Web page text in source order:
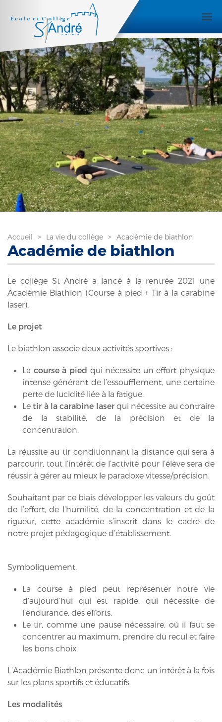
Accueil La vie du collège Académie de biathlon
Académie de biathlon
Le collège St André a lancé à la rentrée 2021 une
Académie Biathlon (Course à pied + Tir à la carabine
laser).
Le projet
Le biathlon associe deux activités sportives :
La course à pied qui nécessite un effort physique
intense générant de l’essoufflement, une certaine
perte de lucidité liée à la fatigue.
Letir à la carabine laserqui nécessite au contraire
de la stabilité, de la précision et de la
concentration.
La réussite au tir conditionnant la distance qui sera à
parcourir, tout l’intérêt de l’activité pour l’élève sera de
réussir à gérer au mieux le paradoxe vitesse/précision.
Souhaitant par ce biais développer les valeurs du goût
de l’effort, de l’humilité, de la concentration et de la
rigueur, cette académie s’inscrit dans le cadre de
notre projet pédagogique d’établissement.
Symboliquement,
La course à pied peut représenter notre vie
d’aujourd’hui qui est rapide, qui nécessite de
l’endurance, des efforts.
Le tir, comme une pause nécessaire, où il faut se
concentrer au maximum, prendre du recul et faire
les bons choix.
L’Académie Biathlon présente donc un intérêt à la fois
sur les plans sportifs et éducatifs.
Les modalités